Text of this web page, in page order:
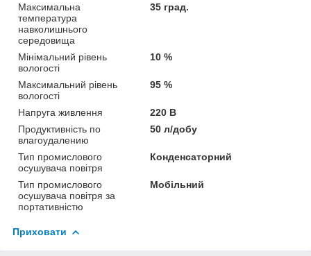
Максимальна
температура
навколишнього
середовища
35 град.
Мінімальний рівень
вологості
10 %
Максимальний рівень
вологості
95 %
Напруга живлення
220 В
Продуктивність по
влагоудалению
50 л/добу
Тип промислового
осушувача повітря
Конденсаторний
Тип промислового
осушувача повітря за
портативністю
Мобільний
Приховати